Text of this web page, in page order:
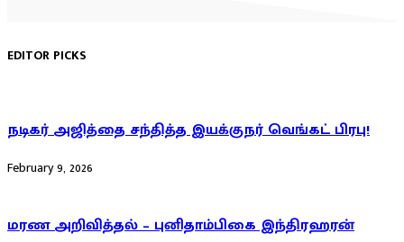
EDITOR PICKS
நடிகர் அஜித்தை சந்தித்த இயக்குநர் வெங்கட் பிரபு!
February 9, 2026
மரண அறிவித்தல் – புனிதாம்பிகை இந்திரஹரன்